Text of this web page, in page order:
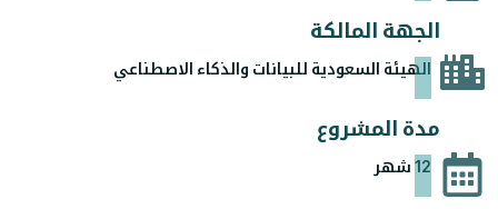
الجهة المالكة
الهيئة السعودية للبيانات والذكاء الاصطناعي
مدة المشروع
12 شهر